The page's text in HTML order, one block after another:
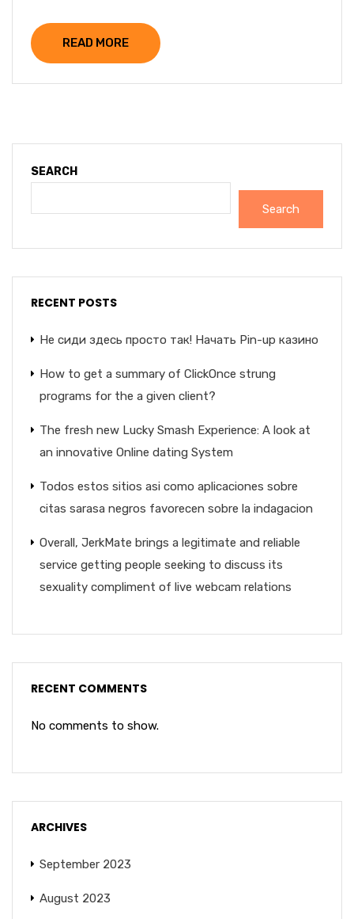
READ MORE
SEARCH
Search
RECENT POSTS
Не сиди здесь просто так! Начать Pin-up казино
How to get a summary of ClickOnce strung
programs for the a given client?
The fresh new Lucky Smash Experience: A look at
an innovative Online dating System
Todos estos sitios asi­ como aplicaciones sobre
citas sarasa negros favorecen sobre la indagacion
Overall, JerkMate brings a legitimate and reliable
service getting people seeking to discuss its
sexuality compliment of live webcam relations
RECENT COMMENTS
No comments to show.
ARCHIVES
September 2023
August 2023